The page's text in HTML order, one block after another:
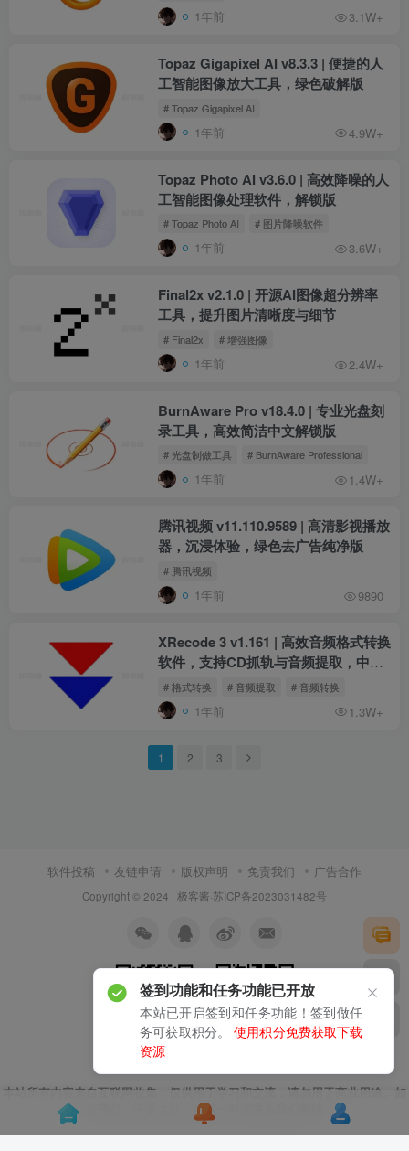
1年前 3.1W+
Topaz Gigapixel AI v8.3.3 | 便捷的人
工智能图像放大工具，绿色破解版
# Topaz Gigapixel AI
1年前 4.9W+
Topaz Photo AI v3.6.0 | 高效降噪的人
工智能图像处理软件，解锁版
# Topaz Photo AI # 图片降噪软件
1年前 3.6W+
Final2x v2.1.0 | 开源AI图像超分辨率
工具，提升图片清晰度与细节
# Final2x # 增强图像
1年前 2.4W+
BurnAware Pro v18.4.0 | 专业光盘刻
录工具，高效简洁中文解锁版
# 光盘制做工具 # BurnAware Professional
1年前 1.4W+
腾讯视频 v11.110.9589 | 高清影视播放
器，沉浸体验，绿色去广告纯净版
# 腾讯视频
1年前 9890
XRecode 3 v1.161 | 高效音频格式转换
软件，支持CD抓轨与音频提取，中文
版
# 格式转换 # 音频提取 # 音频转换
1年前 1.3W+
1 2 3
软件投稿 友链申请 版权声明 免责我们 广告合作
Copyright © 2024 · 极客酱·苏ICP备2023031482号
关注公众号
本站所有内容来自互联网收集，仅供用于学习和交流，请勿用于商业用途。如
有侵权、不妥之处，请第一时间联系我们删除
签到功能和任务功能已开放
本站已开启签到和任务功能！签到做任
务可获取积分。
使用积分免费获取下载
资源